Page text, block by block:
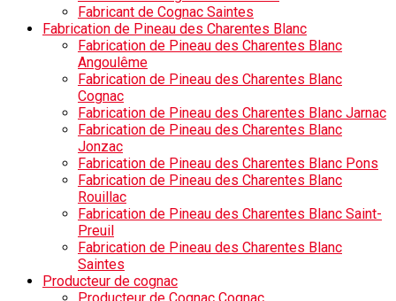
Fabricant de Cognac Saintes
Fabrication de Pineau des Charentes Blanc
Fabrication de Pineau des Charentes Blanc
Angoulême
Fabrication de Pineau des Charentes Blanc
Cognac
Fabrication de Pineau des Charentes Blanc Jarnac
Fabrication de Pineau des Charentes Blanc
Jonzac
Fabrication de Pineau des Charentes Blanc Pons
Fabrication de Pineau des Charentes Blanc
Rouillac
Fabrication de Pineau des Charentes Blanc Saint-
Preuil
Fabrication de Pineau des Charentes Blanc
Saintes
Producteur de cognac